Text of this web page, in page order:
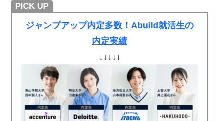
PICK UP
ジャンプアップ内定多数！Abuild就活生の
内定実績
↓↓↓↓↓